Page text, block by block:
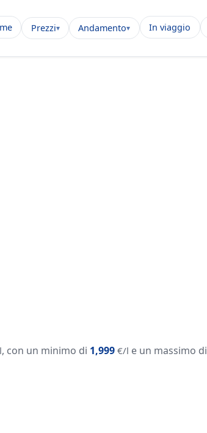
Prezzi Andamento In viaggio
, con un minimo di 1,999 €/l e un massimo di